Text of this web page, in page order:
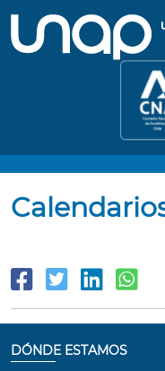
DÓNDE ESTAMOS